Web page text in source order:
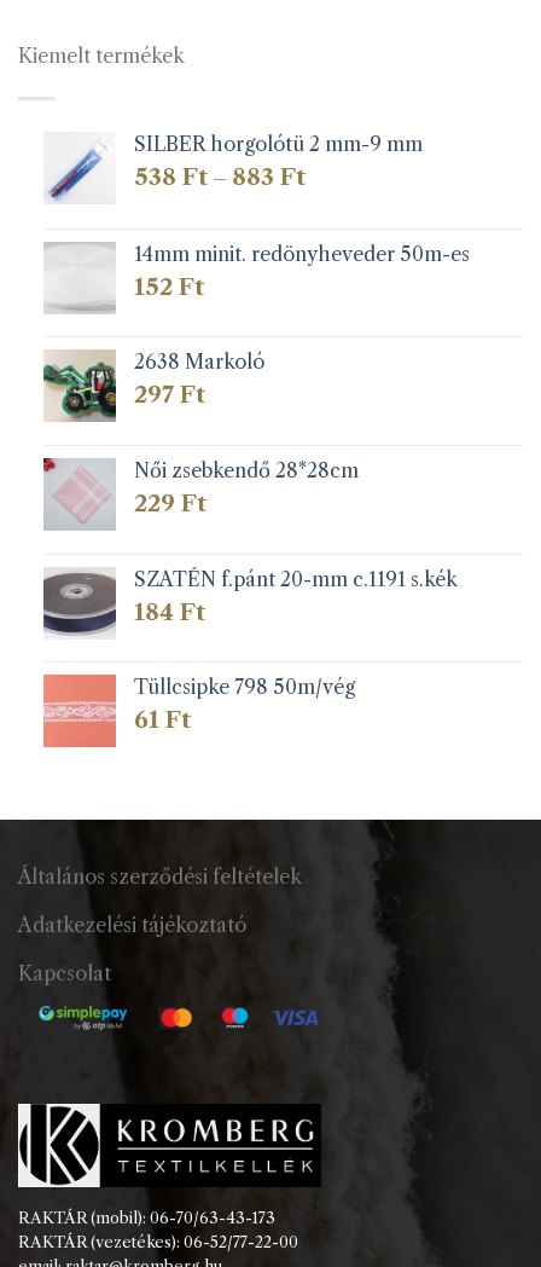
Kiemelt termékek
SILBER horgolótü 2 mm-9 mm
538 Ft – 883 FtÁrtartomány:
883 Ft
14mm minit. redönyheveder 50m-es
152 Ft
2638 Markoló
297 Ft
Női zsebkendő 28*28cm
229 Ft
SZATÉN f.pánt 20-mm c.1191 s.kék
184 Ft
Tüllcsipke 798 50m/vég
61 Ft
Általános szerződési feltételek
Adatkezelési tájékoztató
Kapcsolat
RAKTÁR (mobil): 06-70/63-43-173
RAKTÁR (vezetékes): 06-52/77-22-00